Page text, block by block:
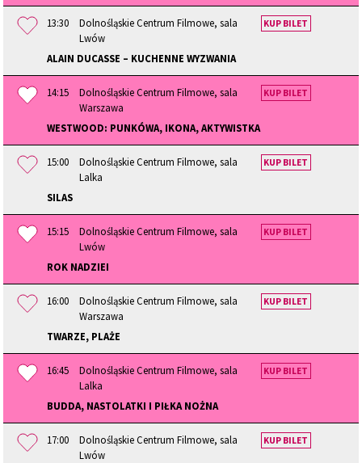
13:30
Dolnośląskie Centrum Filmowe, sala
Lwów
ALAIN DUCASSE – KUCHENNE WYZWANIA
KUP BILET
14:15
Dolnośląskie Centrum Filmowe, sala
Warszawa
WESTWOOD: PUNKÓWA, IKONA, AKTYWISTKA
KUP BILET
15:00
Dolnośląskie Centrum Filmowe, sala
Lalka
SILAS
KUP BILET
15:15
Dolnośląskie Centrum Filmowe, sala
Lwów
ROK NADZIEI
KUP BILET
16:00
Dolnośląskie Centrum Filmowe, sala
Warszawa
TWARZE, PLAŻE
KUP BILET
16:45
Dolnośląskie Centrum Filmowe, sala
Lalka
BUDDA, NASTOLATKI I PIŁKA NOŻNA
KUP BILET
17:00
Dolnośląskie Centrum Filmowe, sala
Lwów
KUP BILET